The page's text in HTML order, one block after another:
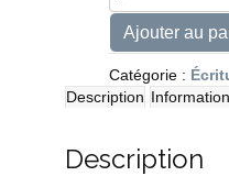
Rose
et
la
bigoudène
Ajouter au
Catégorie :
Description
Description